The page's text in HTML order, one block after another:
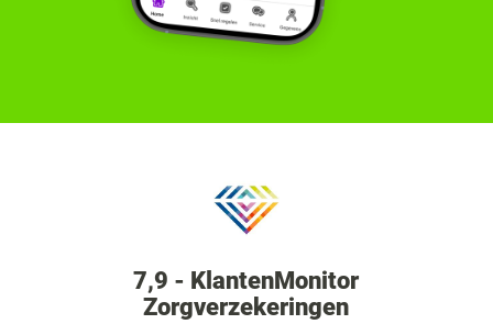
7,9 - KlantenMonitor
Zorgverzekeringen